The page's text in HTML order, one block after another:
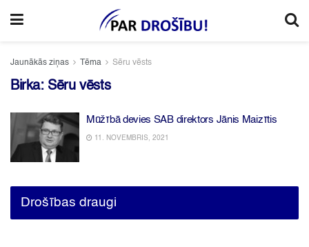
Jaunākās ziņas Tēma Sēru vēsts
Birka: Sēru vēsts
Mūžībā devies SAB direktors Jānis Maizītis
11. NOVEMBRIS, 2021
Drošības draugi